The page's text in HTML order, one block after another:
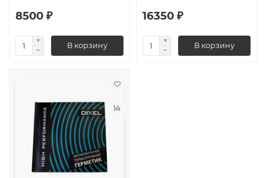
8500 ₽
В корзину
16350 ₽
В корзину